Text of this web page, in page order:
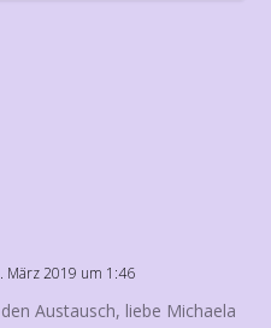
März 2019 um 1:46
Austausch, liebe Michaela